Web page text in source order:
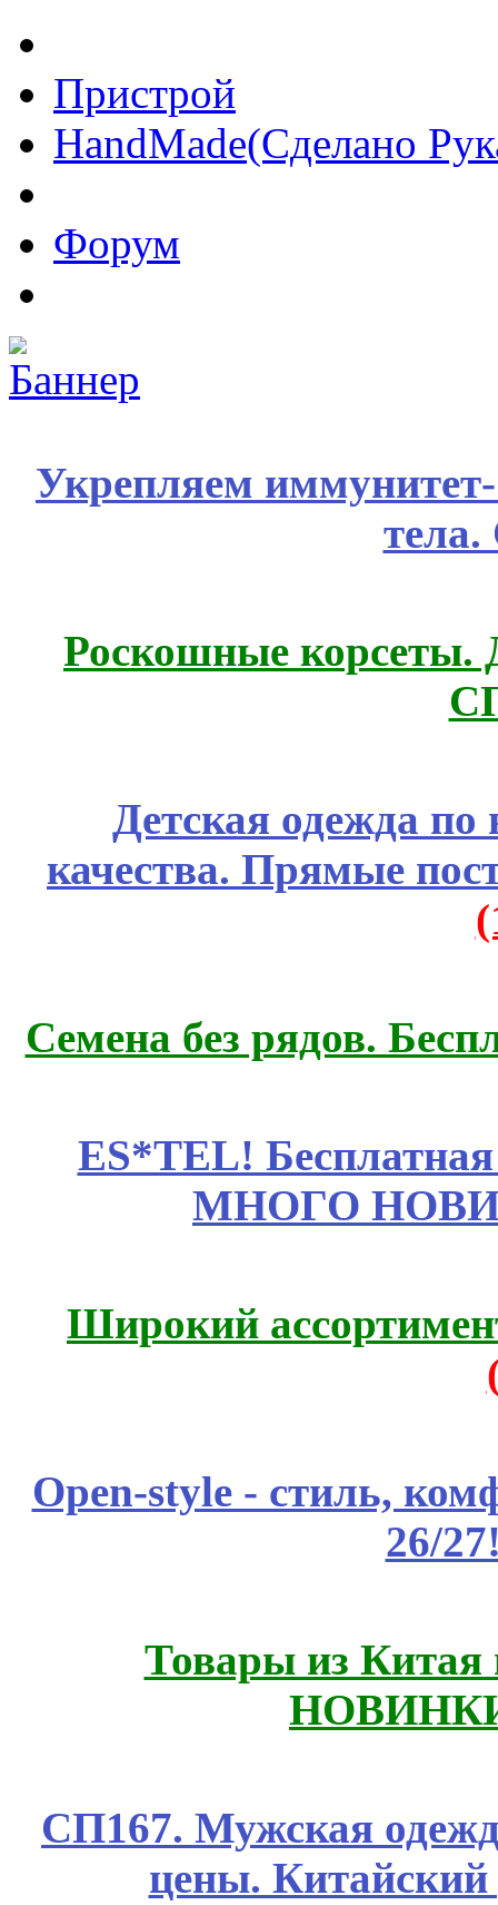
Пристрой
HandMade(Сделано
Форум
Укрепляем
Роскошные корсеты.
Детская одежда
качества. Прямые
Семена без рядов.
ES*TEL!
МНОГО
Широкий
Open-style - стиль,
26/
Товары из Китая
СП167. Мужская
цены.